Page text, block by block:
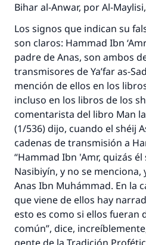
Bihar al-Anwar, por Al-
Los signos que indican su
son claros: Hammad Ibn
padre de Anas, son ambos
transmisores de Ya’far as-
mención de ellos en los
incluso en los libros de los
comentarista del libro Man
(1/536) dijo, cuando el shéij
cadenas de transmisión a
“Hammad Ibn 'Amr, quizás
Nasibiyín, y no se menciona,
Anas Ibn Muhámmad. En la
que viene de ellos hay
esto es como si ellos fueran
común”, dice,
La respuesta no.
Desde la Q hasta la A, su
"Una persona que
bien obtendrá la
aquellos que